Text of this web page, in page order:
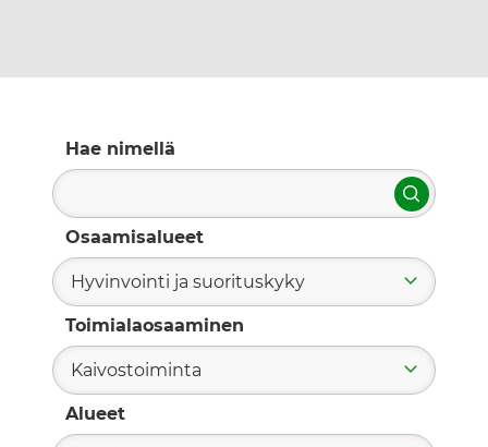
Hae nimellä
Hae
Osaamisalueet
Hyvinvointi ja suorituskyky
Toimialaosaaminen
Kaivostoiminta
Alueet